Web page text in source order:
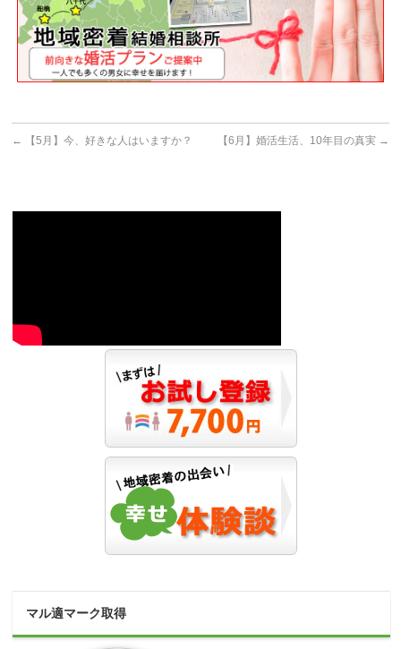
← 【5月】今、好きな人はいますか？ 【6月】婚活生活、10年目の真実 →
マル適マーク取得